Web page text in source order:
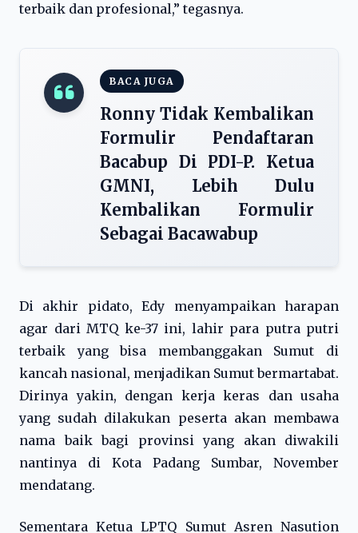
terbaik dan profesional,” tegasnya.
BACA JUGA
Ronny Tidak Kembalikan
Formulir Pendaftaran
Bacabup Di PDI-P. Ketua
GMNI, Lebih Dulu
Kembalikan Formulir
Sebagai Bacawabup
Di akhir pidato, Edy menyampaikan harapan
agar dari MTQ ke-37 ini, lahir para putra putri
terbaik yang bisa membanggakan Sumut di
kancah nasional, menjadikan Sumut bermartabat.
Dirinya yakin, dengan kerja keras dan usaha
yang sudah dilakukan peserta akan membawa
nama baik bagi provinsi yang akan diwakili
nantinya di Kota Padang Sumbar, November
mendatang.
Sementara Ketua LPTQ Sumut Asren Nasution